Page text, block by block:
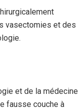
vasectomies et des
et de la médecine
fausse couche à